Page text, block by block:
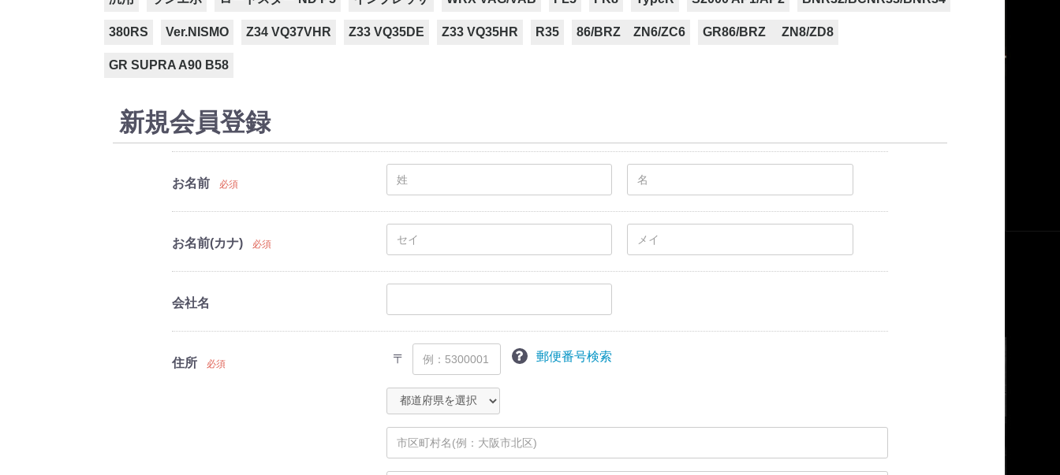
380RS Ver.NISMO Z34 VQ37VHR Z33 VQ35DE Z33 VQ35HR R35 86/BRZ ZN6/ZC6 GR86/BRZ ZN8/ZD8
GR SUPRA A90 B58
新規会員登録
お名前 必須
お名前(カナ) 必須
会社名
住所 必須 〒 郵便番号検索